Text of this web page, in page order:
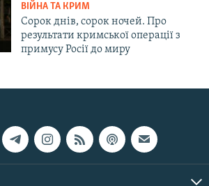
ВІЙНА ТА КРИМ
Сорок днів, сорок ночей. Про
результати кримської операції з
примусу Росії до миру